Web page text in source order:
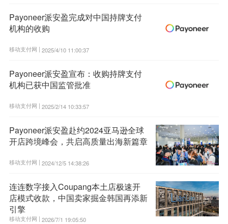
Payoneer派安盈完成对中国持牌支付
机构的收购
移动支付网 | 2025/4/10 11:00:37
Payoneer派安盈宣布：收购持牌支付
机构已获中国监管批准
移动支付网 | 2025/2/14 10:33:57
Payoneer派安盈赴约2024亚马逊全球
开店跨境峰会，共启高质量出海新篇章
移动支付网 | 2024/12/5 14:38:26
连连数字接入Coupang本土店极速开
店模式收款，中国卖家掘金韩国再添新
引擎
移动支付网 | 2026/7/1 19:05:50